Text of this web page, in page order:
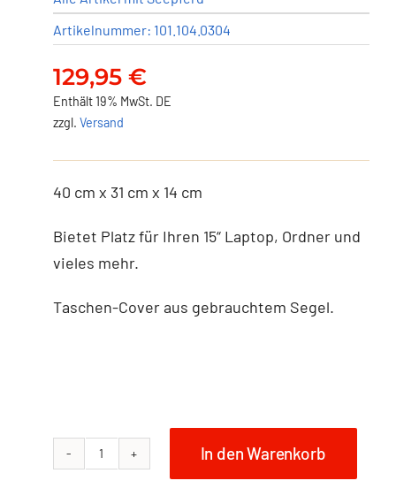
Artikelnummer: 101.104.0304
129,95 €
Enthält 19% MwSt. DE
zzgl. Versand
40 cm x 31 cm x 14 cm
Bietet Platz für Ihren 15“ Laptop, Ordner und
vieles mehr.
Taschen-Cover aus gebrauchtem Segel.
NO
In den Warenkorb